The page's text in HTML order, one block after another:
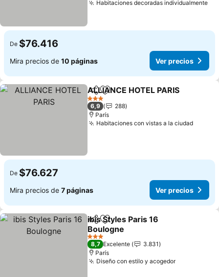
Habitaciones decoradas individualmente
De $76.416
Mira precios de 10 páginas Ver precios
CompartirAgregar a favoritos
ALLIANCE HOTEL PARIS
3 Estrellas
6,9
288
París
Habitaciones con vistas a la ciudad
De $76.627
Mira precios de 7 páginas Ver precios
CompartirAgregar a favoritos
ibis Styles Paris 16
Boulogne
3 Estrellas
8,7 Excelente
3.831
París
Diseño con estilo y acogedor